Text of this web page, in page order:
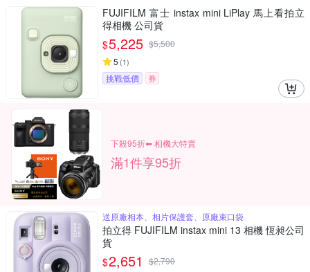
FUJIFILM 富士 instax mini LiPlay 馬上看拍立
得相機 公司貨
$5,225 $5,500
5 (1)
挑戰低價 券
下殺95折⬅︎ 相機大特賣
滿1件享95折
送原廠相本、相片保護套、原廠束口袋
拍立得 FUJIFILM instax mini 13 相機 恆昶公司
貨
$2,651 $2,790